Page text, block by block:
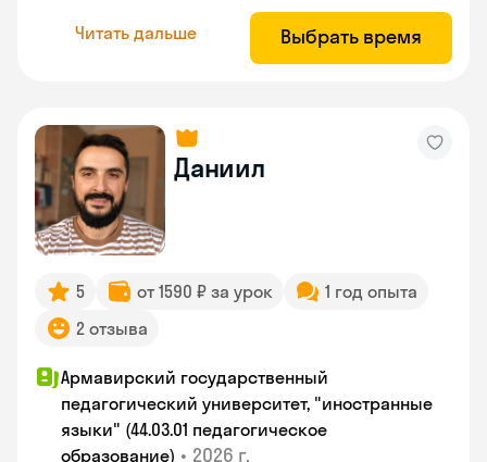
Читать дальше Выбрать время
Даниил
5 от 1590 ₽ за урок
1 год опыта
2 отзыва
Армавирский государственный
педагогический университет, "иностранные
языки" (44.03.01 педагогическое
образование) • 2026 г.